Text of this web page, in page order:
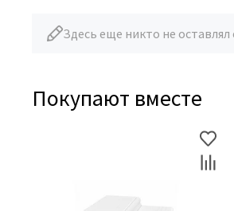
Здесь еще никто не
Покупают вместе